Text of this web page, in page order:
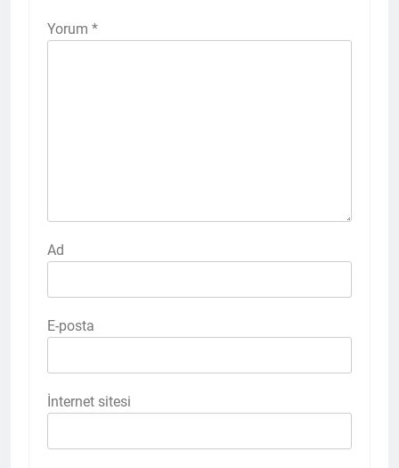
Yorum *
Ad
E-posta
İnternet sitesi